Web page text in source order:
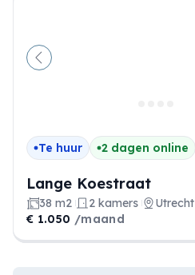
Vorige
Te huur 2 dagen online
Lange Koestraat
38 m2 2 kamers
Utrecht
€ 1.050 /maand